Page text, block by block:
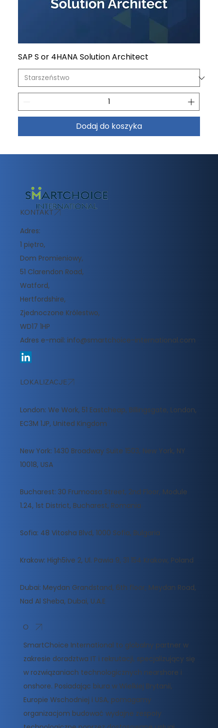
SAP S or 4HANA Solution Architect
Dodaj do koszyka
KONTAKT
Adres:
1 piętro,
Dom Promieniowy,
51 Clarendon Road,
Watford,
Hertfordshire,
Zjednoczone Królestwo,
WD17 1HP
Adres e-mail: info@smartchoice-international.com
LOKALIZACJE
London: We Work, 51 Eastcheap, Billingsgate, London,
EC3M 1JP, United Kingdom
New York: 1430 Broadway Suite 1503, New York, NY
10018, USA
Bucharest: 30 Frumoasa Street, 2nd Floor, Module
1.24, 1st District, Bucharest, Romania
Sofia: 48 Vitosha Blvd, 1000 Sofia, Bulgaria
Krakow: High5ive 2, Ul. Pawia 9, 31 154 Krakow, Poland
Dubai: Meydan Grandstand, 6th floor, Meydan Road,
Nad Al Sheba, Dubai, U.A.E
O
SmartChoice International to globalny partner w
zakresie doradztwa IT i rekrutacji, specjalizujący się
w rozwiązaniach technologicznych nearshore i
onshore. Posiadając biura w Wielkiej Brytanii,
Europie Wschodniej i USA, pomagamy
organizacjom budować wydajne zespoły